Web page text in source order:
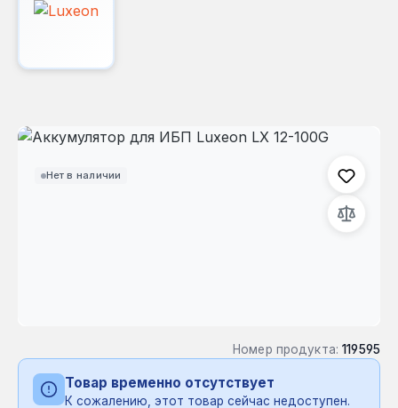
Нет в наличии
Пропустить галерею изображений
Номер продукта: 119595
Товар временно отсутствует
К сожалению, этот товар сейчас недоступен.